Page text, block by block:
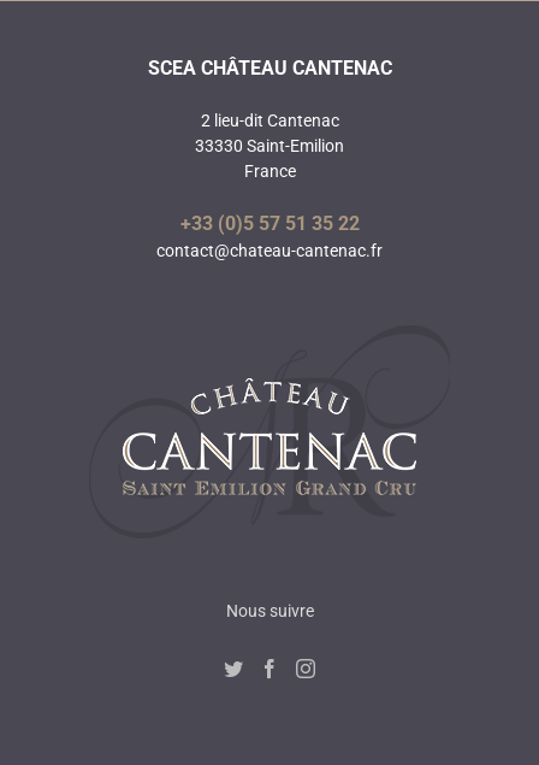
SCEA CHÂTEAU CANTENAC
2 lieu-dit Cantenac
33330 Saint-Emilion
France
+33 (0)5 57 51 35 22
contact@chateau-cantenac.fr
Nous suivre